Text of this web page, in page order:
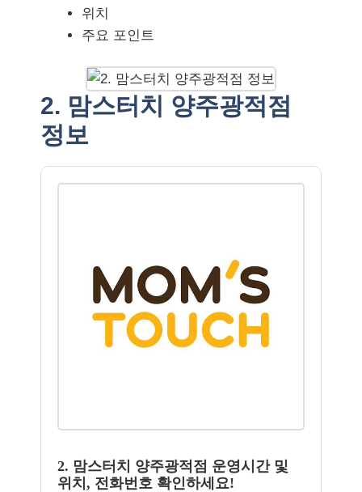
위치
주요 포인트
2. 맘스터치 양주광적점
정보
2. 맘스터치 양주광적점 운영시간 및
위치, 전화번호 확인하세요!